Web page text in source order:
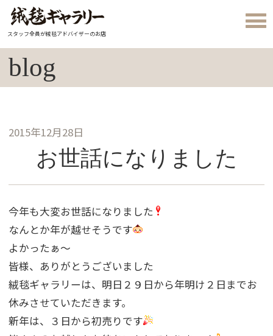
スタッフ全員が絨毯アドバイザーのお店
blog
2015年12月28日
お世話になりました
今年も大変お世話になりました
なんとか年が越せそうです
よかったぁ〜
皆様、ありがとうございました
絨毯ギャラリーは、明日２９日から年明け２日までお
休みさせていただきます。
新年は、３日から初売りです